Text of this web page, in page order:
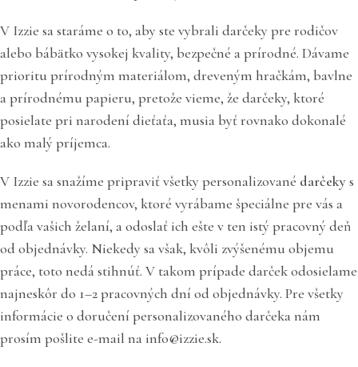
V Izzie sa staráme o to, aby ste vybrali darčeky pre rodičov
alebo bábätko vysokej kvality, bezpečné a prírodné. Dávame
prioritu prírodným materiálom, dreveným hračkám, bavlne
a prírodnému papieru, pretože vieme, že darčeky, ktoré
posielate pri narodení dieťaťa, musia byť rovnako dokonalé
ako malý príjemca.
V Izzie sa snažíme pripraviť všetky personalizované darčekys
menami novorodencov, ktoré vyrábame špeciálne pre vás a
podľa vašich želaní, a odoslať ich ešte v ten istý pracovný deň
od objednávky. Niekedy sa však, kvôli zvýšenému objemu
práce, toto nedá stihnúť. V takom prípade darček odosielame
najneskôr do 1–2 pracovných dní od objednávky. Pre všetky
informácie o doručení personalizovaného darčeka nám
prosím pošlite e-mail na info@izzie.sk.